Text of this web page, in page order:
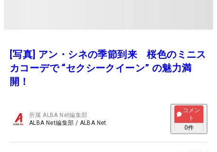
[写真] アン・シネの季節到来 桜色のミニス
カコーデで “セクシークイーン” の魅力満
開！
所属ALBA Net編集部
ALBA Net編集部 / ALBA Net
コメン
ト
0件